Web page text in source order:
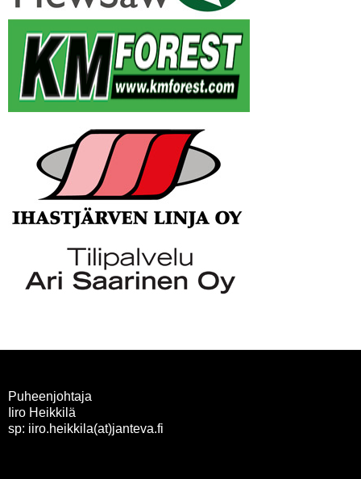
Puheenjohtaja
Iiro Heikkilä
sp: iiro.heikkila(at)janteva.fi